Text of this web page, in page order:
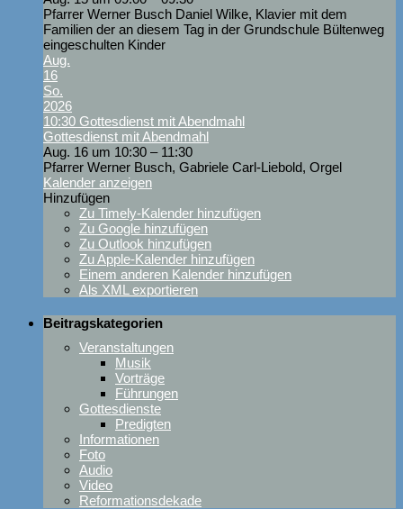
Pfarrer Werner Busch Daniel Wilke, Klavier mit dem
Familien der an diesem Tag in der Grundschule Bültenweg
eingeschulten Kinder
Aug.
16
So.
2026
10:30 Gottesdienst mit Abendmahl
Gottesdienst mit Abendmahl
Aug. 16 um 10:30 – 11:30
Pfarrer Werner Busch, Gabriele Carl-Liebold, Orgel
Kalender anzeigen
Hinzufügen
Zu Timely-Kalender hinzufügen
Zu Google hinzufügen
Zu Outlook hinzufügen
Zu Apple-Kalender hinzufügen
Einem anderen Kalender hinzufügen
Als XML exportieren
Beitragskategorien
Veranstaltungen
Musik
Vorträge
Führungen
Gottesdienste
Predigten
Informationen
Foto
Audio
Video
Reformationsdekade